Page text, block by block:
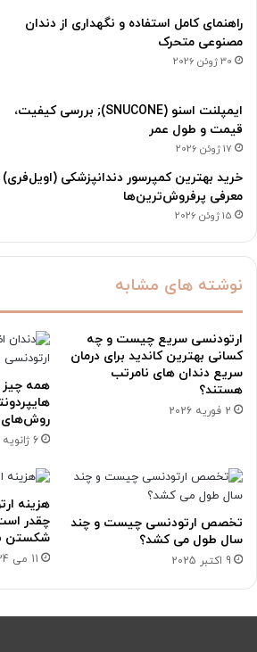
راهنمای کامل استفاده و نگهداری از دندان
مصنوعی متحرک
30 ژوئن 2026
ایمپلنت اسنو (SNUCONE); بررسی کیفیت،
قیمت و طول عمر
17 ژوئن 2026
خرید بهترین کمپرسور دندانپزشکی (اویل‌فری)
معرفی پرفروش‌ترین‌ها
15 ژوئن 2026
نوشته های مشابه
ارتودنسی سریع چیست و چه
کسانی بهترین کاندید برای درمان
سریع دندان های نامرتب
هستند؟
2 فوریه 2026
همه چیز
روش‌های
6 ژانویه 2026
تخصص ارتودنسی چیست و چند
سال طول می کشد؟
9 اکتبر 2025
چقدر
شکستن
11 می 2024